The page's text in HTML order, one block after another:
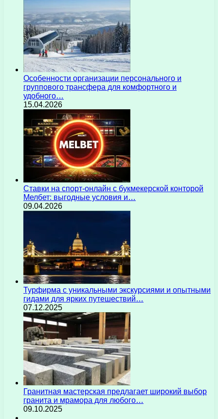
Особенности организации персонального и
группового трансфера для комфортного и
удобного…
15.04.2026
Ставки на спорт-онлайн с букмекерской конторой
Мелбет: выгодные условия и…
09.04.2026
Турфирма с уникальными экскурсиями и опытными
гидами для ярких путешествий…
07.12.2025
Гранитная мастерская предлагает широкий выбор
гранита и мрамора для любого…
09.10.2025